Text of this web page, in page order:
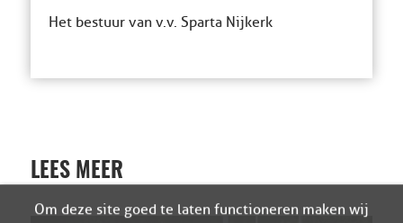
Het bestuur van v.v. Sparta Nijkerk
LEES MEER
Om deze site goed te laten functioneren maken wij